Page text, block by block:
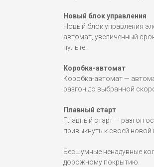
Новый блок управления
Новый блок управления
автомат, увеличенный
пульте.
Коробка-автомат
Коробка-автомат —
разгон до выбранной
Плавный старт
Плавный старт — разгон
привыкнуть к своей
Бесшумные ненадувные
дорожному покрытию.